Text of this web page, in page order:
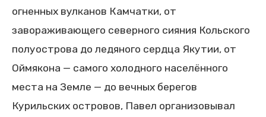
огненных вулканов Камчатки, от
завораживающего северного сияния Кольского
полуострова до ледяного сердца Якутии, от
Оймякона — самого холодного населённого
места на Земле — до вечных берегов
Курильских островов, Павел организовывал